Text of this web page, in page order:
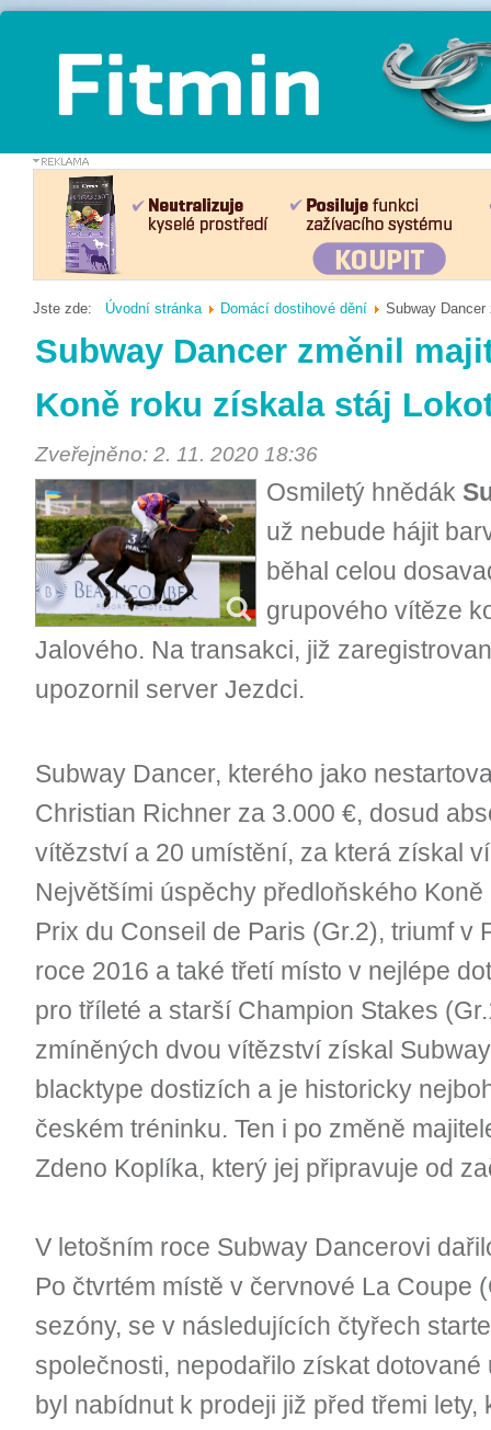
Jste zde: Úvodní stránka Domácí dostihové dění Subway
Subway Dancer změnil
Koně roku získala stáj
Zveřejněno: 2. 11. 2020 18:36
Osmiletý hnědák
už nebude hájit
běhal celou
grupového vítěze
Jalového. Na transakci, již
upozornil server Jezdci.
Subway Dancer, kterého jako
Christian Richner za 3.000 €, dosud
vítězství a 20 umístění, za která získal
Největšími úspěchy předloňského
Prix du Conseil de Paris (Gr.2), triumf v
roce 2016 a také třetí místo v nejlépe
pro tříleté a starší Champion Stakes
zmíněných dvou vítězství získal
blacktype dostizích a je historicky
českém tréninku. Ten i po změně
Zdeno Koplíka, který jej připravuje od
V letošním roce Subway Dancerovi
Po čtvrtém místě v červnové La Coupe
sezóny, se v následujících čtyřech
společnosti, nepodařilo získat
byl nabídnut k prodeji již před třemi